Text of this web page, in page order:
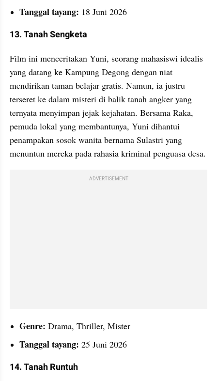
Tanggal tayang: 18 Juni 2026
13. Tanah Sengketa
Film ini menceritakan Yuni, seorang mahasiswi idealis
yang datang ke Kampung Degong dengan niat
mendirikan taman belajar gratis. Namun, ia justru
terseret ke dalam misteri di balik tanah angker yang
ternyata menyimpan jejak kejahatan. Bersama Raka,
pemuda lokal yang membantunya, Yuni dihantui
penampakan sosok wanita bernama Sulastri yang
menuntun mereka pada rahasia kriminal penguasa desa.
ADVERTISEMENT
Genre: Drama, Thriller, Mister
Tanggal tayang: 25 Juni 2026
14. Tanah Runtuh